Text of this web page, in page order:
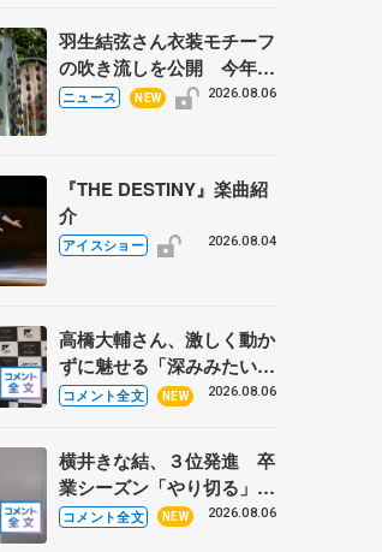
羽生結弦さん衣装モチーフ
の吹き流しを公開 今年は
「春よ、来い」、仙台の瑞
ニュース NEW 2026.08.06
『THE DESTINY』楽曲紹
介
アイスショー 2026.08.04
高橋大輔さん、激しく動か
ずに魅せる「深みみたいな
ものは出てきている？」
あい
コメント全文 NEW 2026.08.06
横井きな結、３位発進 卒
業シーズン「やり切る」
【みなとアクルス杯SP】
コメント全文 NEW 2026.08.06